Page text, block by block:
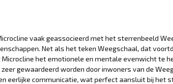
vaak geassocieerd met het sterrenbeeld
Net als het teken Weegschaal, dat
het emotionele en mentale evenwicht te
gewaardeerd worden door inwoners van de
eerlijke communicatie, wat perfect aansluit bij het